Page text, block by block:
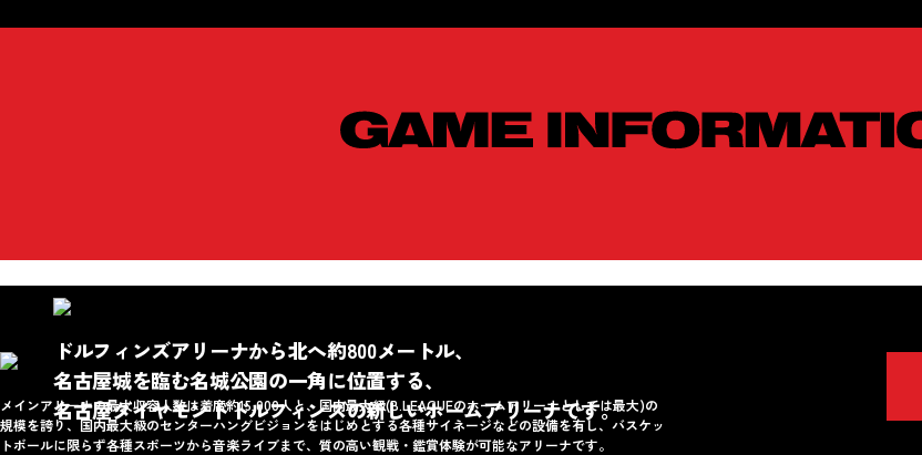
ドルフィンズアリーナから北へ約800メートル、
名古屋城を臨む名城公園の一角に位置する、
名古屋ダイヤモンドドルフィンズの新しいホームアリーナです。
メインアリーナの最大収容人数は着席約15,000人と、国内最大級(B.LEAGUEのホームアリーナとしては最大)の
規模を誇り、国内最大級のセンターハングビジョンをはじめとする各種サイネージなどの設備を有し、バスケッ
トボールに限らず各種スポーツから音楽ライブまで、質の高い観戦・鑑賞体験が可能なアリーナです。